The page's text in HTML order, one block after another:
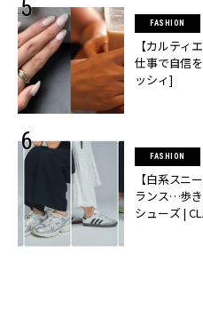
FASHION
【カルティ
仕事で自信
ッシィ]
FASHION
【白系スニ
ランス…歩
シューズ |